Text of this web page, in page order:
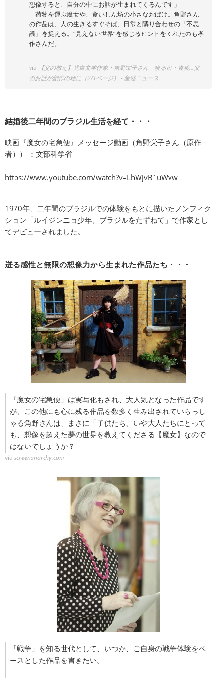
想像すると、自分の中にお話が生まれてくるんです」
荷物を運ぶ魔女や、食いしん坊の小さなおばけ。角野さん
の作品は、人の生きるすぐそば、日常と隣り合わせの「不思
議」を捉える。“見えない世界”を感じるヒントをくれたのも孝
作さんだ。
via
【父の教え】児童文学作家・角野栄子さん 寝る前・食後…父
のお話が創作の種に（2/3ページ） - 産経ニュース
結婚後二年間のブラジル生活を経て・・・
映画『魔女の宅急便』メッセージ動画（角野栄子さん（原作
者）） ：文部科学省
https://www.youtube.com/watch?v=LhWjvB1uWvw
1970年、二年間のブラジルでの体験をもとに描いたノンフィク
ション「ルイジンニョ少年、ブラジルをたずねて」で作家とし
てデビューされました。
迸る感性と無限の想像力から生まれた作品たち・・・
「魔女の宅急便」は実写化もされ、大人気となった作品です
が、この他にも心に残る作品を数多く生み出されていらっし
ゃる角野さんは、まさに「子供たち、いや大人たちにとって
も、想像を超えた夢の世界を教えてくださる【魔女】なので
はないでしょうか？
via screenanarchy.com
「戦争」を知る世代として、いつか、ご自身の戦争体験をベ
ースとした作品を書きたい。